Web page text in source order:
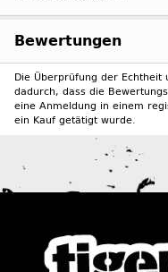
Bewertungen
Die Überprüfung der Echtheit
dadurch, dass die
eine Anmeldung in einem
ein Kauf getätigt wurde.